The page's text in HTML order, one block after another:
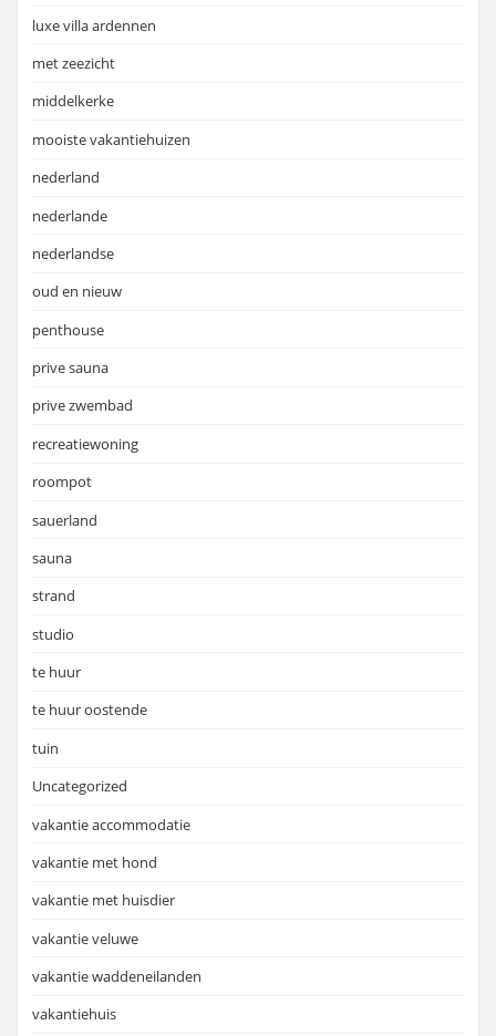
luxe villa ardennen
met zeezicht
middelkerke
mooiste vakantiehuizen
nederland
nederlande
nederlandse
oud en nieuw
penthouse
prive sauna
prive zwembad
recreatiewoning
roompot
sauerland
sauna
strand
studio
te huur
te huur oostende
tuin
Uncategorized
vakantie accommodatie
vakantie met hond
vakantie met huisdier
vakantie veluwe
vakantie waddeneilanden
vakantiehuis